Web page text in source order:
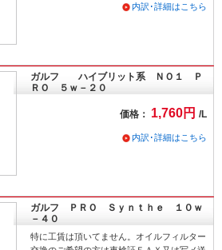
内訳･詳細はこちら
ガルフ ハイブリット系 ＮＯ１ Ｐ
ＲＯ ５ｗ－２０
価格： 1,760円 /L
内訳･詳細はこちら
ガルフ ＰＲＯ Ｓｙｎｔｈｅ １０ｗ
－４０
特に工賃は頂いてません。オイルフィルター